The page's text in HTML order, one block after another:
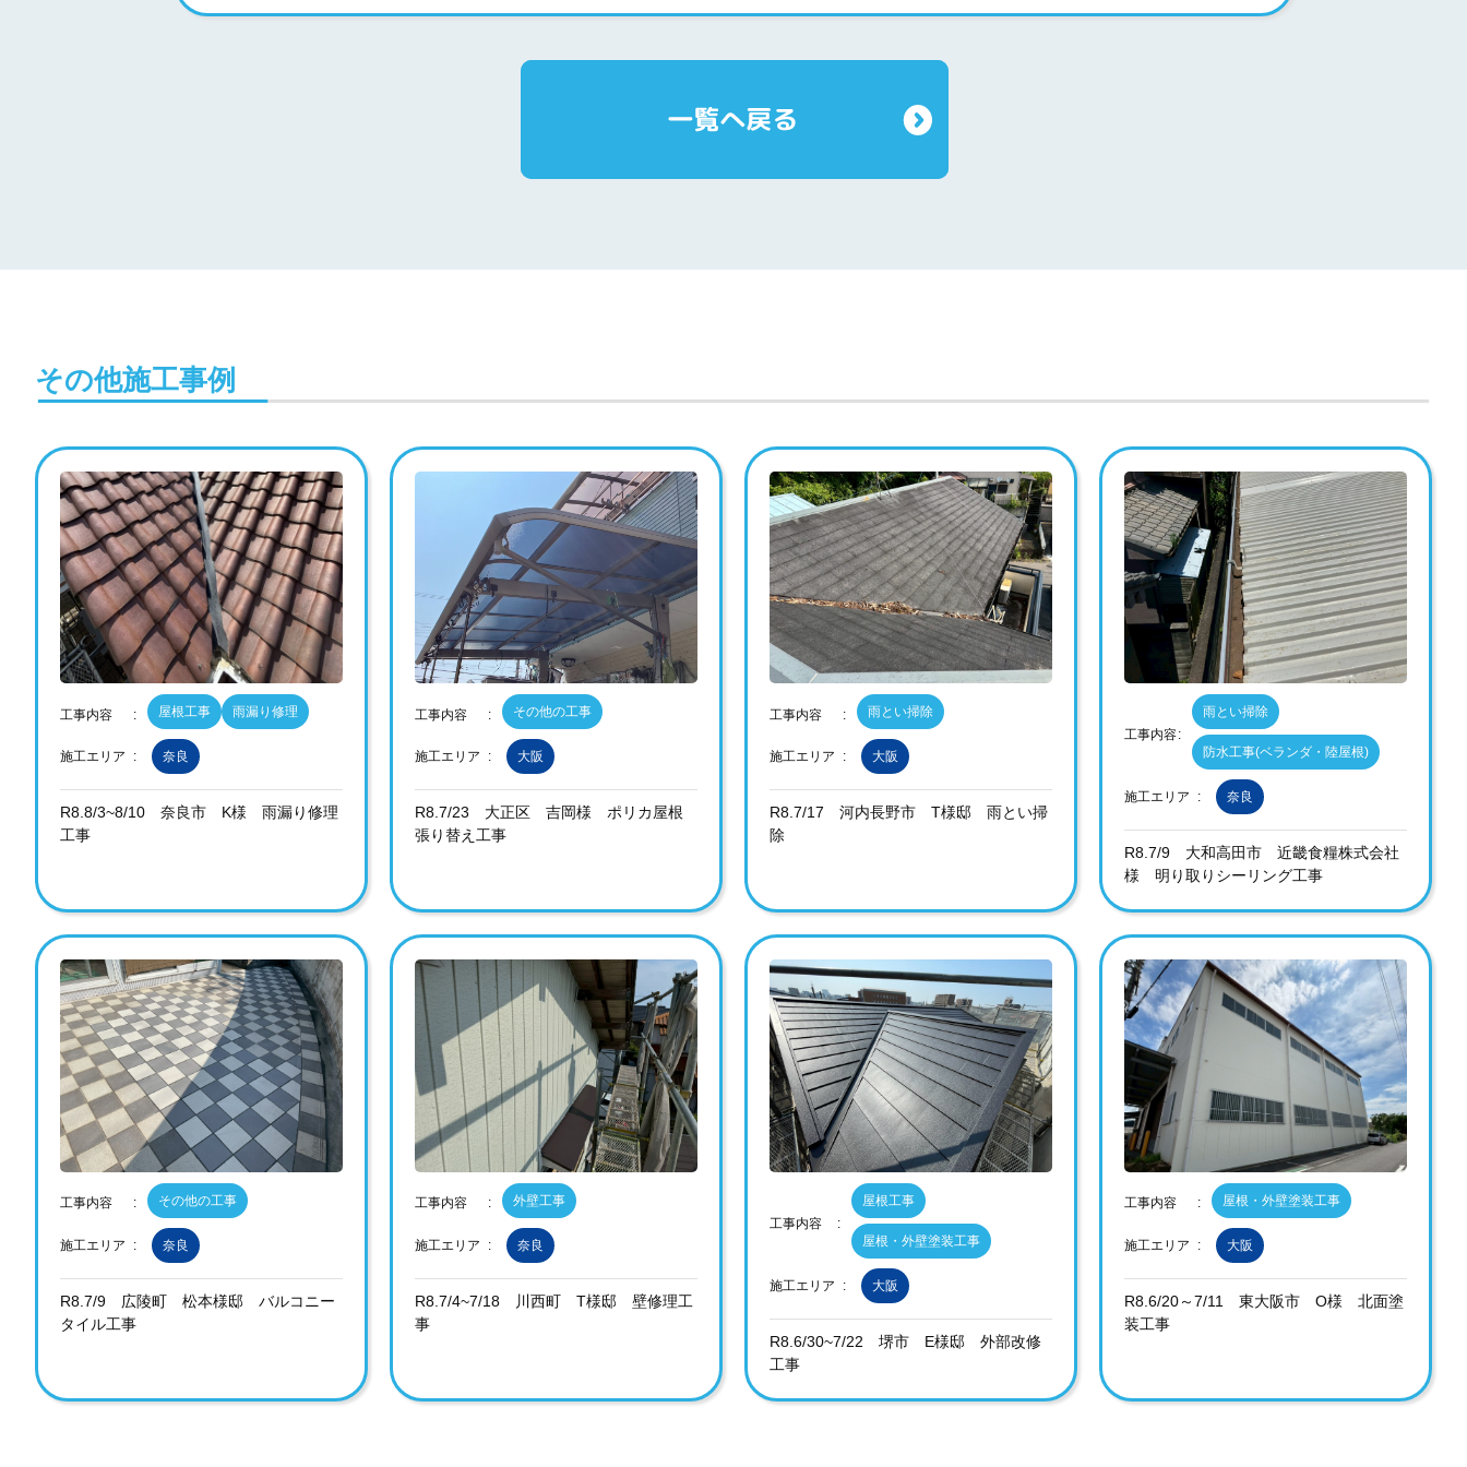
その他施工事例
工事内容 屋根工事 雨漏り修理
施工エリア 奈良
R8.8/3~8/10 奈良市 K様 雨漏り修理
工事
工事内容 その他の工事
施工エリア 大阪
R8.7/23 大正区 吉岡様 ポリカ屋根
張り替え工事
工事内容 雨とい掃除
施工エリア 大阪
R8.7/17 河内長野市 T様邸 雨とい掃
除
工事内容
雨とい掃除
防水工事(ベランダ・陸屋根)
施工エリア 奈良
R8.7/9 大和高田市 近畿食糧株式会社
様 明り取りシーリング工事
工事内容 その他の工事
施工エリア 奈良
R8.7/9 広陵町 松本様邸 バルコニー
タイル工事
工事内容 外壁工事
施工エリア 奈良
R8.7/4~7/18 川西町 T様邸 壁修理工
事
工事内容
屋根工事
屋根・外壁塗装工事
施工エリア 大阪
R8.6/30~7/22 堺市 E様邸 外部改修
工事
工事内容 屋根・外壁塗装工事
施工エリア 大阪
R8.6/20～7/11 東大阪市 O様 北面塗
装工事